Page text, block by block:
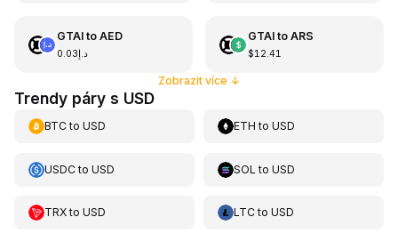
GTAIto AED
د.إ0.03
GTAIto ARS
$12.41
Zobrazit více ↓
Trendy páry s USD
BTCto USD ETH toUSD
USDCto USD SOL toUSD
TRXto USD LTCtoUSD